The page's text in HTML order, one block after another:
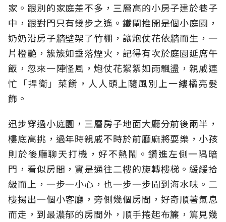
家。跟別的家庭差不多，三層高的小房子建於巷子
中，跟對門只有幾步之遙。鐵閘推開是個小庭園，
奶奶沿房子牆壁架了竹棚，讓炮仗花依牆而生，一
片橙艷，簇簇如垂落煙火，記得有次於庭園延席午
飯，忽來一陣怪風，炮仗花絮絮如雨飄盪，親戚連
忙「捍衛」菜餚，人人頭上隨風別上一縷橘亮髮
飾。
迅步穿過小庭園，三層房子地面大廳分前後兩半，
樓底高挑，過年時親戚不時於前廳麻將耍樂，小孩
則於後廳聊天打機，好不熱鬧。鑽進左側一隅暗
門，看似房間，實是通往二樓的旋轉樓梯。緩緩拾
級而上，一步一小心，也一步一步聞到海水味。二
樓揚出一個小客廳，旁側幾個房間，好奇順著氣息
而走，到最濃郁的房間外，順手捲起布簾，篤見幾